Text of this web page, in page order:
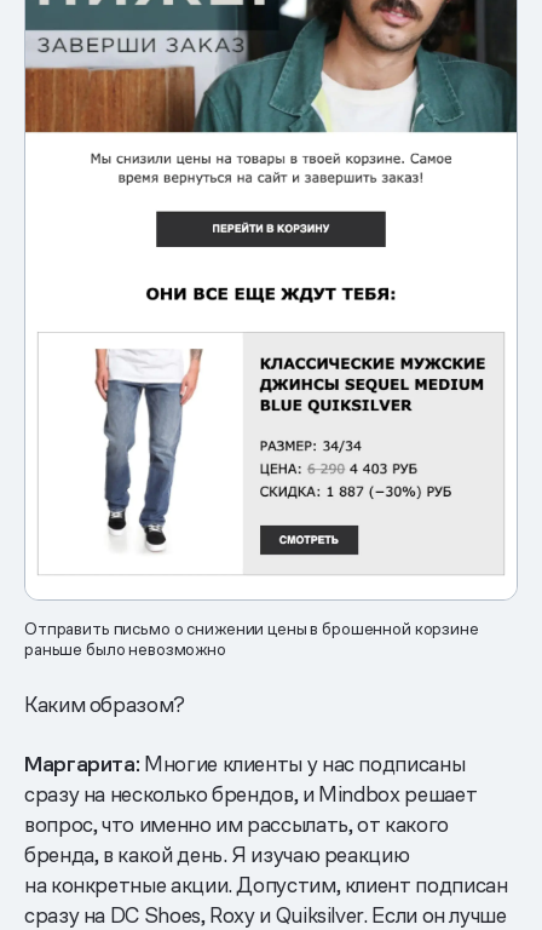
Отправить письмо о снижении цены в брошенной корзине
раньше было невозможно
Каким образом?
Маргарита: Многие клиенты у нас подписаны
сразу на несколько брендов, и Mindbox решает
вопрос, что именно им рассылать, от какого
бренда, в какой день. Я изучаю реакцию
на конкретные акции. Допустим, клиент подписан
сразу на DC Shoes, Roxy и Quiksilver. Если он лучше